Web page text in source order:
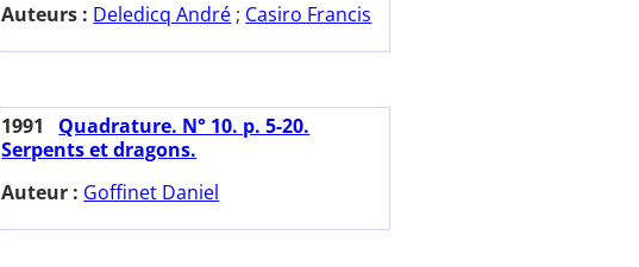
Auteurs : Deledicq André ; Casiro Francis
1991
Quadrature. N° 10. p. 5-20.
Serpents et dragons.
Auteur : Goffinet Daniel